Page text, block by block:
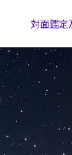
対面鑑定